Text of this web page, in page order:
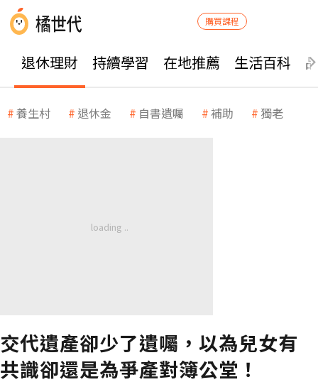
購買課程
退休理財 持續學習 在地推薦 生活百科
養生村 退休金 自書遺囑 補助 獨老
交代遺產卻少了遺囑，以為兒女有
共識卻還是為爭產對簿公堂！